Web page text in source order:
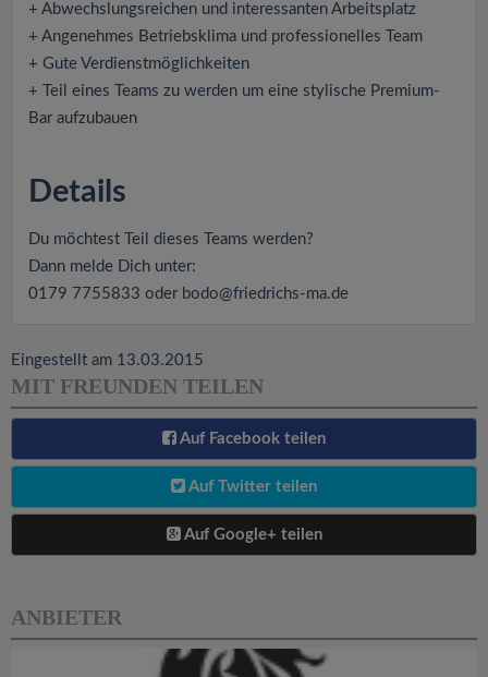
+ Abwechslungsreichen und interessanten Arbeitsplatz
+ Angenehmes Betriebsklima und professionelles Team
+ Gute Verdienstmöglichkeiten
+ Teil eines Teams zu werden um eine stylische Premium-
Bar aufzubauen
Details
Du möchtest Teil dieses Teams werden?
Dann melde Dich unter:
0179 7755833 oder bodo@friedrichs-ma.de
Eingestellt am 13.03.2015
MIT FREUNDEN TEILEN
Auf Facebook teilen
Auf Twitter teilen
Auf Google+ teilen
ANBIETER